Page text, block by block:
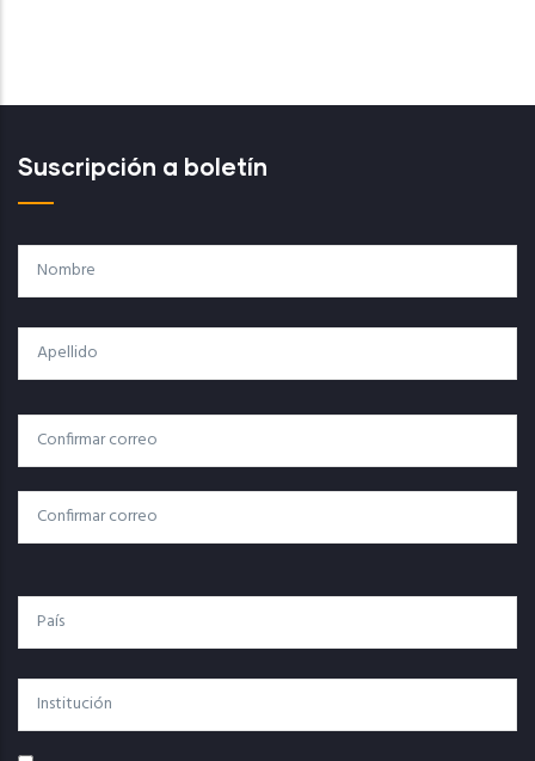
Suscripción a boletín
Nombre
Apellido
Correo
Electrónico
Correo Electrónico
Confirmar Correo
País
Institución